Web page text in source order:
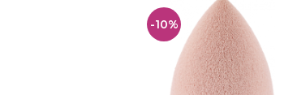
-10%